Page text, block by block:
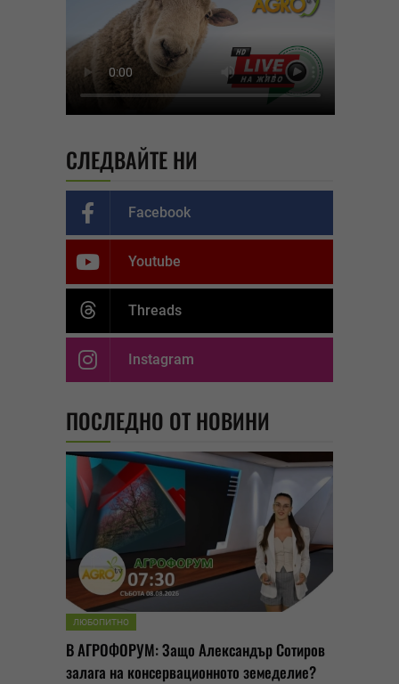
СЛЕДВАЙТЕ НИ
Facebook
Youtube
Threads
Instagram
ПОСЛЕДНО ОТ НОВИНИ
ЛЮБОПИТНО
В АГРОФОРУМ: Защо Александър Сотиров
залага на консервационното земеделие?